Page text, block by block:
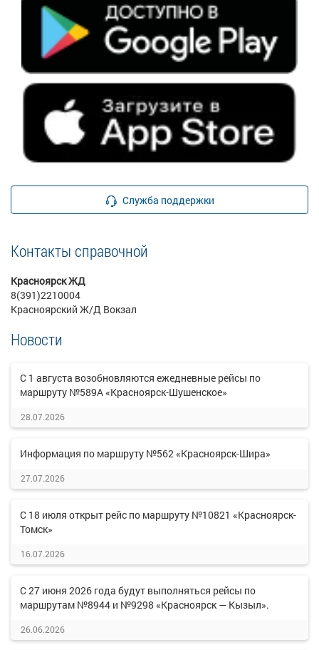
Служба поддержки
Контакты справочной
Красноярск ЖД
8(391)2210004
Красноярский Ж/Д Вокзал
Новости
С 1 августа возобновляются ежедневные рейсы по
маршруту №589А «Красноярск-Шушенское»
28.07.2026
Информация по маршруту №562 «Красноярск-Шира»
27.07.2026
С 18 июля открыт рейс по маршруту №10821 «Красноярск-
Томск»
16.07.2026
С 27 июня 2026 года будут выполняться рейсы по
маршрутам №8944 и №9298 «Красноярск — Кызыл».
26.06.2026